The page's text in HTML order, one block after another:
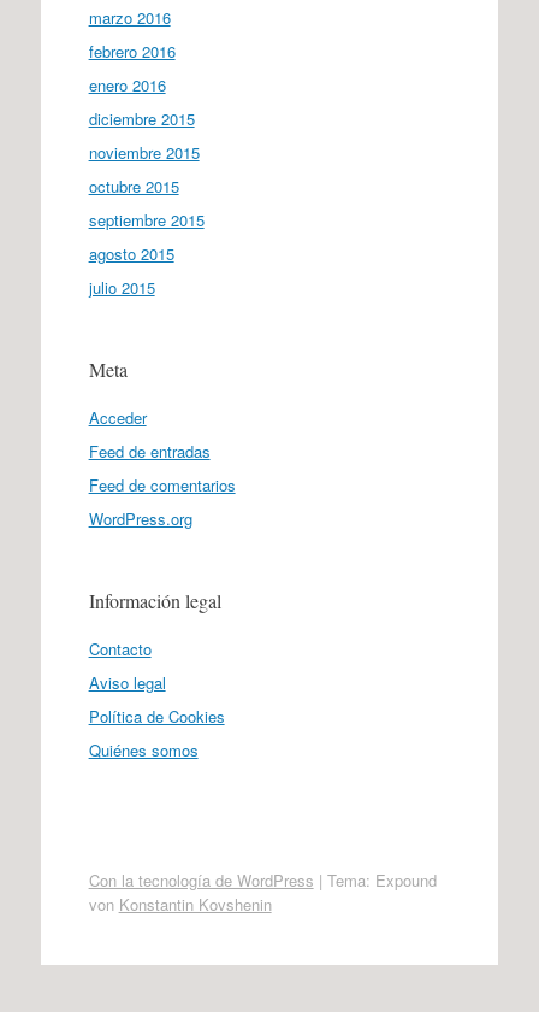
marzo 2016
febrero 2016
enero 2016
diciembre 2015
noviembre 2015
octubre 2015
septiembre 2015
agosto 2015
julio 2015
Meta
Acceder
Feed de entradas
Feed de comentarios
WordPress.org
Información legal
Contacto
Aviso legal
Política de Cookies
Quiénes somos
Con la tecnología de WordPress | Tema: Expound
von Konstantin Kovshenin